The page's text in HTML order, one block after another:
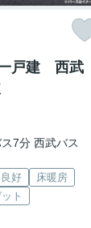
戸建 西武
ス7分 西武バス
好
床暖房
ト